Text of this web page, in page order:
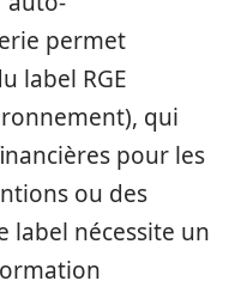
permet
label RGE
qui
pour les
ou des
label nécessite un